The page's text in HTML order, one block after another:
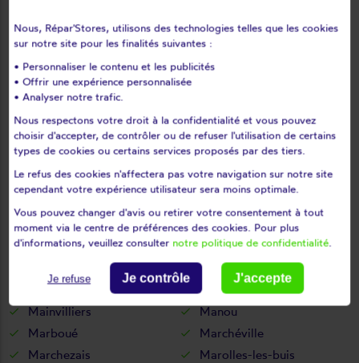
Les châtelets
Les châtelliers-notre-dame
Les corvées-les-yys
Les etilleux
Les pinthières
Les ressuintes
Léthuin
Lèves
Levesville-la-chenard
Logron
Loigny-la-bataille
Lormaye
Louville-la-chenard
Louvilliers-en-drouais
Louvilliers-lès-perche
Luisant
Lumeau
Luplanté
Luray
Magny
Maillebois
Maintenon
Mainvilliers
Manou
Marboué
Marchéville
Marchezais
Marolles-les-buis
Nous, Répar'Stores, utilisons des technologies telles que les cookies
sur notre site pour les finalités suivantes :
• Personnaliser le contenu et les publicités
• Offrir une expérience personnalisée
• Analyser notre trafic.
Nous respectons votre droit à la confidentialité et vous pouvez
choisir d'accepter, de contrôler ou de refuser l'utilisation de certains
types de cookies ou certains services proposés par des tiers.
Le refus des cookies n'affectera pas votre navigation sur notre site
cependant votre expérience utilisateur sera moins optimale.
Vous pouvez changer d'avis ou retirer votre consentement à tout
moment via le centre de préférences des cookies. Pour plus
d'informations, veuillez consulter notre politique de confidentialité.
Je refuse Je contrôle J'accepte